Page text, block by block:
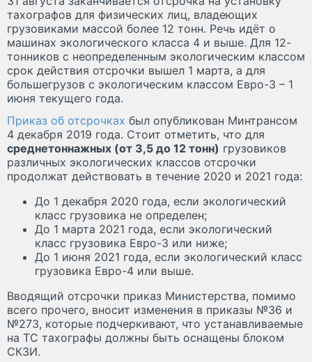
тахографов для физических лиц, владеющих
грузовиками массой более 12 тонн. Речь идёт о
машинах экологического класса 4 и выше. Для 12-
тонников с неопределенным экологическим классом
срок действия отсрочки вышел 1 марта, а для
большегрузов с экологическим классом Евро-3 – 1
июня текущего года.
Приказ об отсрочках был опубликован Минтрансом
4 декабря 2019 года. Стоит отметить, что для
среднетоннажных (от 3,5 до 12 тонн) грузовиков
различных экологических классов отсрочки
продолжат действовать в течение 2020 и 2021 года:
До 1 декабря 2020 года, если экологический
класс грузовика не определен;
До 1 марта 2021 года, если экологический
класс грузовика Евро-3 или ниже;
До 1 июня 2021 года, если экологический класс
грузовика Евро-4 или выше.
Вводящий отсрочки приказ Министерства, помимо
всего прочего, вносит изменения в приказы №36 и
№273, которые подчеркивают, что устанавливаемые
на ТС тахографы должны быть оснащены блоком
СКЗИ.